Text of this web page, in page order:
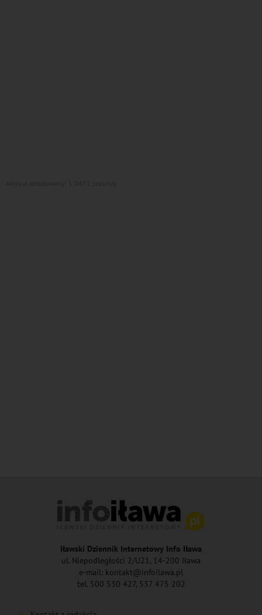
Iławski Dziennik Internetowy Info Iława
ul. Niepodległości 2/U21, 14-200 Iława
e-mail: kontakt@infoilawa.pl
tel. 500 530 427, 537 475 202